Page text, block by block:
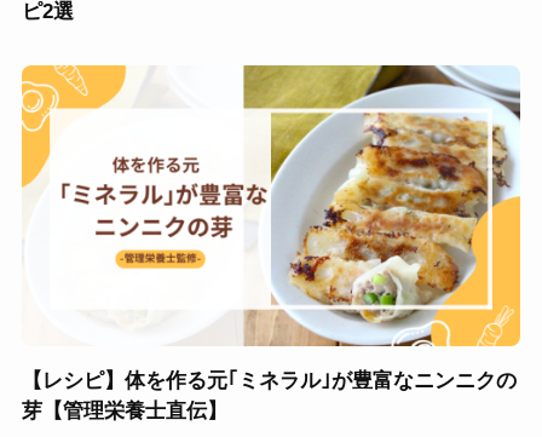
ピ2選
【レシピ】体を作る元｢ミネラル｣が豊富なニンニクの
芽【管理栄養士直伝】